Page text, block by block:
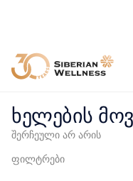
ხელების
შერჩეული არ არის
ფილტრები